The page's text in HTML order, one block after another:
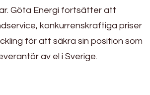
Göta Energi fortsätter att
konkurrenskraftiga priser
för att säkra sin position som
av el i Sverige.